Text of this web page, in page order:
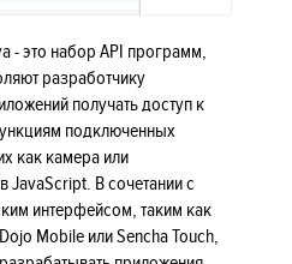
- это набор API программ,
разработчику
получать доступ к
подключенных
как камера или
JavaScript. В сочетании с
интерфейсом, таким как
Mobile или Sencha Touch,